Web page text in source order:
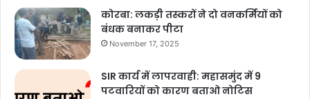
Tulsi:- Anti-oxidant, antibiotic, antibacterial, antiaging,
antifungal properties are found in basil leaves. From which
eigenol, methyl ezinol and caryophyllene are formed. All
release insulin to function properly.
कोरबा: लकड़ी तस्करों ने दो वनकर्मियों को
बंधक बनाकर पीटा
November 17, 2025
SIR कार्य में लापरवाही: महासमुंद में 9
पटवारियों को कारण बताओ नोटिस